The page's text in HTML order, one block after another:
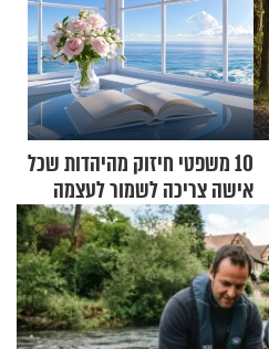
10 משפטי חיזוק מהיהדות שכל
אישה צריכה לשמור לעצמה